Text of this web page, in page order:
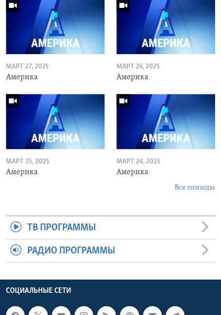
МАРТ 27, 2025
Америка
МАРТ 26, 2025
Америка
МАРТ 25, 2025
Америка
МАРТ 24, 2025
Америка
Все эпизоды
ТВ ПРОГРАММЫ
РАДИО ПРОГРАММЫ
СОЦИАЛЬНЫЕ СЕТИ